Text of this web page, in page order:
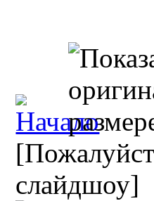
слайдшоу]